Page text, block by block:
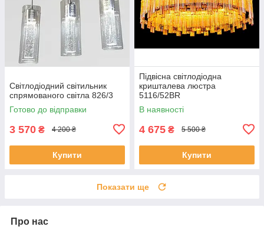
Світлодіодний світильник
спрямованого світла 826/3
Готово до відправки
3 570 ₴ 4 200 ₴
Купити
Підвісна світлодіодна
кришталева люстра
5116/52BR
В наявності
4 675 ₴ 5 500 ₴
Купити
Показати ще
Про нас